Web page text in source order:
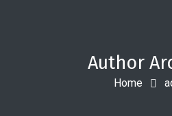
Author
Home